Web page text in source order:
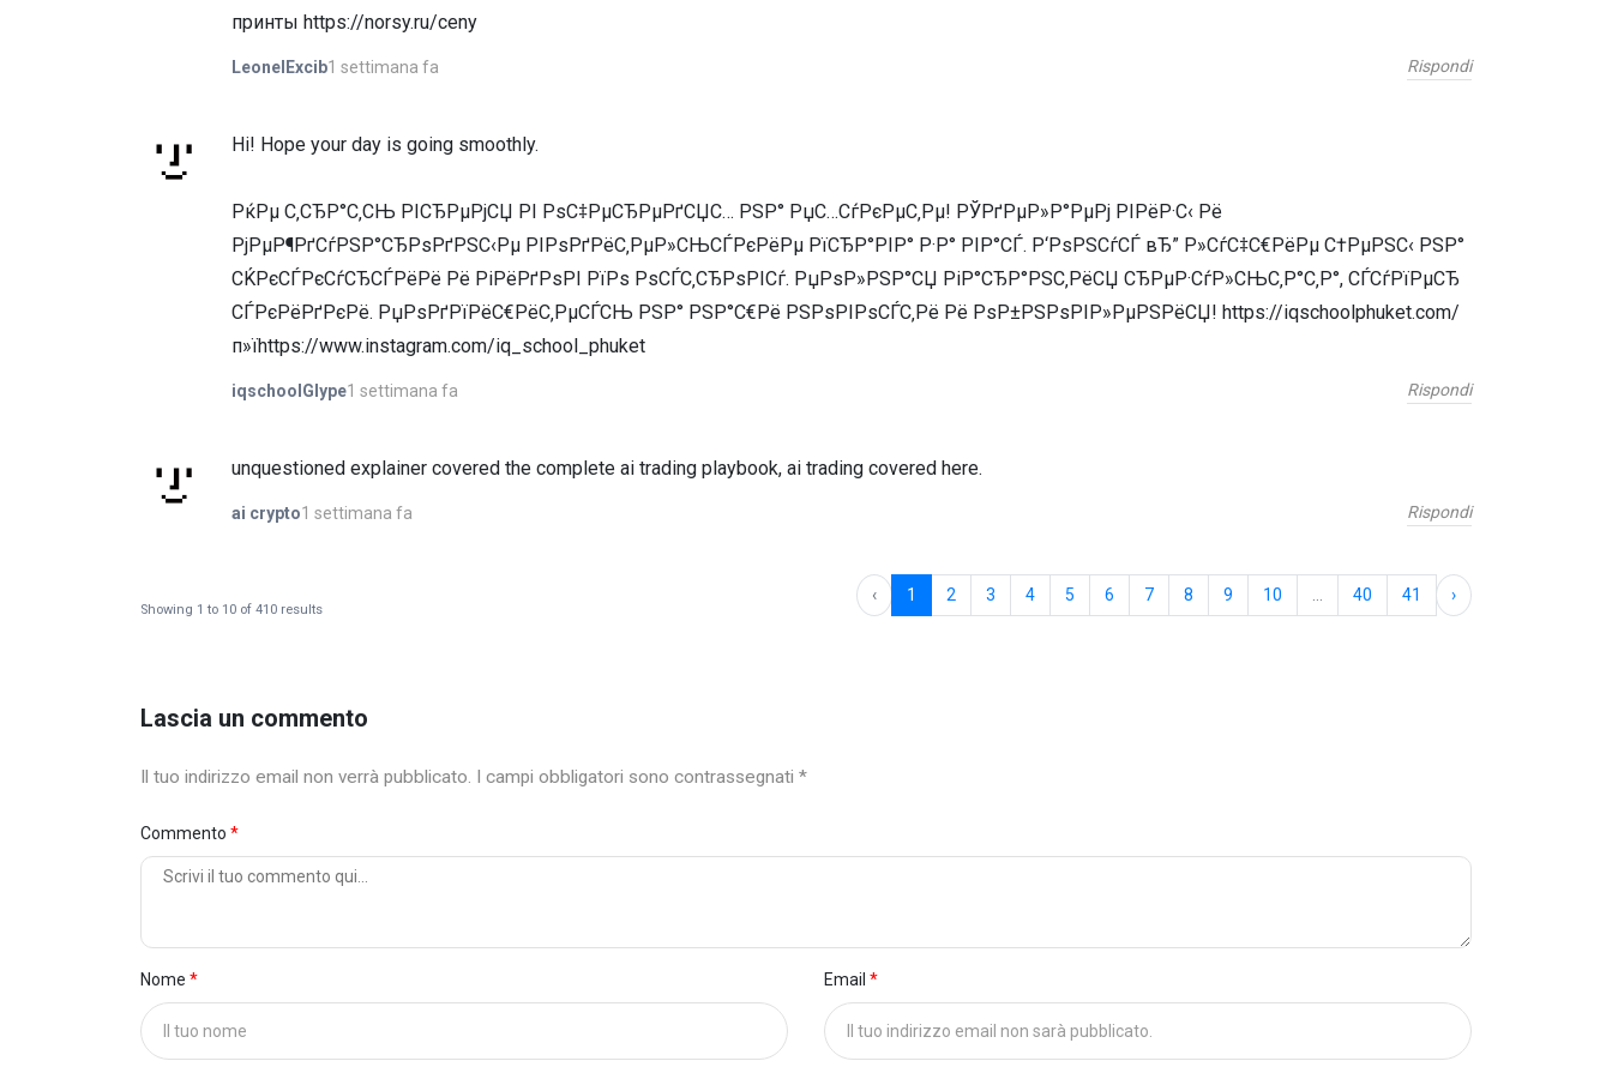
принты https://norsy.ru/ceny
LeonelExcib1 settimana fa Rispondi
Hi! Hope your day is going smoothly.
РќРµ С‚СЂР°С‚СЊ РІСЂРµРјСЏ РІ РѕС‡РµСЂРµРґСЏС… РЅР° РџС…СѓРєРµС‚Рµ! РЎРґРµР»Р°РµРј РІРёР·С‹ Рё
РјРµР¶РґСѓРЅР°СЂРѕРґРЅС‹Рµ РІРѕРґРёС‚РµР»СЊСЃРєРёРµ РїСЂР°РІР° Р·Р° РІР°СЃ. Р‘РѕРЅСѓСЃ вЂ” Р»СѓС‡С€РёРµ С†РµРЅС‹ РЅР°
СЌРєСЃРєСѓСЂСЃРёРё Рё РіРёРґРѕРІ РїРѕ РѕСЃС‚СЂРѕРІСѓ. РџРѕР»РЅР°СЏ РіР°СЂР°РЅС‚РёСЏ СЂРµР·СѓР»СЊС‚Р°С‚Р°, СЃСѓРїРµСЂ
СЃРєРёРґРєРё. РџРѕРґРїРёС€РёС‚РµСЃСЊ РЅР° РЅР°С€Рё РЅРѕРІРѕСЃС‚Рё Рё РѕР±РЅРѕРІР»РµРЅРёСЏ! https://iqschoolphuket.com/
п»їhttps://www.instagram.com/iq_school_phuket
iqschoolGlype1 settimana fa Rispondi
unquestioned explainer covered the complete ai trading playbook, ai trading covered here.
ai crypto1 settimana fa Rispondi
Showing 1 to 10 of 410 results
‹ 1 2 3 4 5 6 7 8 9 10 ... 40 41 ›
Lascia un commento
Il tuo indirizzo email non verrà pubblicato. I campi obbligatori sono contrassegnati *
Commento
Nome Email